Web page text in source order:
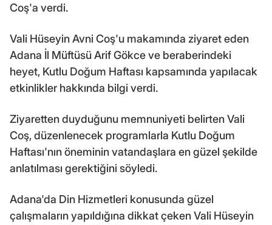
Coş'a verdi.
Vali Hüseyin Avni Coş'u makamında ziyaret eden
Adana İl Müftüsü Arif Gökce ve beraberindeki
heyet, Kutlu Doğum Haftası kapsamında yapılacak
etkinlikler hakkında bilgi verdi.
Ziyaretten duyduğunu memnuniyeti belirten Vali
Coş, düzenlenecek programlarla Kutlu Doğum
Haftası'nın öneminin vatandaşlara en güzel şekilde
anlatılması gerektiğini söyledi.
Adana'da Din Hizmetleri konusunda güzel
çalışmaların yapıldığına dikkat çeken Vali Hüseyin